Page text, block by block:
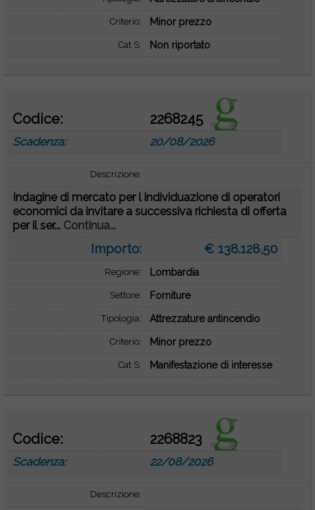
Criterio: Minor prezzo
Cat S: Non riportato
Codice: 2268245
Scadenza: 20/08/2026
Descrizione:
Indagine di mercato per l individuazione di operatori
economici da invitare a successiva richiesta di offerta
per il ser... Continua...
Importo: € 138.128,50
Regione: Lombardia
Settore: Forniture
Tipologia: Attrezzature antincendio
Criterio: Minor prezzo
Cat S: Manifestazione di interesse
Codice: 2268823
Scadenza: 22/08/2026
Descrizione: